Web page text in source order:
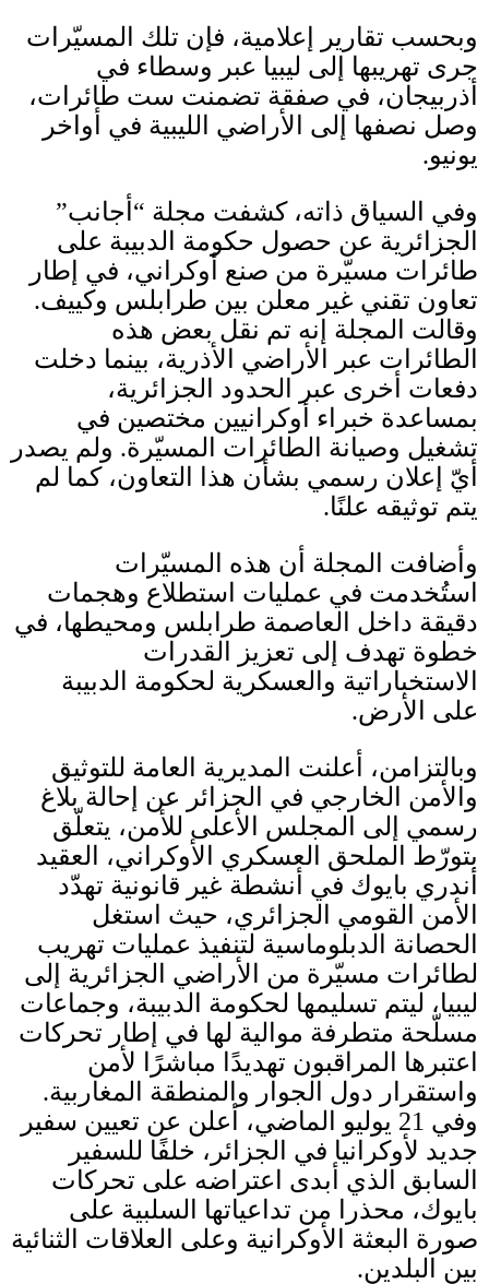
وبحسب تقارير إعلامية، فإن تلك المسيّرات
جرى تهريبها إلى ليبيا عبر وسطاء في
أذربيجان، في صفقة تضمنت ست طائرات،
وصل نصفها إلى الأراضي الليبية في أواخر
يونيو.
وفي السياق ذاته، كشفت مجلة “أجانب”
الجزائرية عن حصول حكومة الدبيبة على
طائرات مسيّرة من صنع أوكراني، في إطار
تعاون تقني غير معلن بين طرابلس وكييف.
وقالت المجلة إنه تم نقل بعض هذه
الطائرات عبر الأراضي الأذرية، بينما دخلت
دفعات أخرى عبر الحدود الجزائرية،
بمساعدة خبراء أوكرانيين مختصين في
تشغيل وصيانة الطائرات المسيّرة. ولم يصدر
أيّ إعلان رسمي بشأن هذا التعاون، كما لم
يتم توثيقه علنًا.
وأضافت المجلة أن هذه المسيّرات
استُخدمت في عمليات استطلاع وهجمات
دقيقة داخل العاصمة طرابلس ومحيطها، في
خطوة تهدف إلى تعزيز القدرات
الاستخباراتية والعسكرية لحكومة الدبيبة
على الأرض.
وبالتزامن، أعلنت المديرية العامة للتوثيق
والأمن الخارجي في الجزائر عن إحالة بلاغ
رسمي إلى المجلس الأعلى للأمن، يتعلّق
بتورّط الملحق العسكري الأوكراني، العقيد
أندري بايوك في أنشطة غير قانونية تهدّد
الأمن القومي الجزائري، حيث استغل
الحصانة الدبلوماسية لتنفيذ عمليات تهريب
لطائرات مسيّرة من الأراضي الجزائرية إلى
ليبيا، ليتم تسليمها لحكومة الدبيبة، وجماعات
مسلّحة متطرفة موالية لها في إطار تحركات
اعتبرها المراقبون تهديدًا مباشرًا لأمن
واستقرار دول الجوار والمنطقة المغاربية.
وفي 21 يوليو الماضي، أعلن عن تعيين سفير
جديد لأوكرانيا في الجزائر، خلفًا للسفير
السابق الذي أبدى اعتراضه على تحركات
بايوك، محذرا من تداعياتها السلبية على
صورة البعثة الأوكرانية وعلى العلاقات الثنائية
بين البلدين.